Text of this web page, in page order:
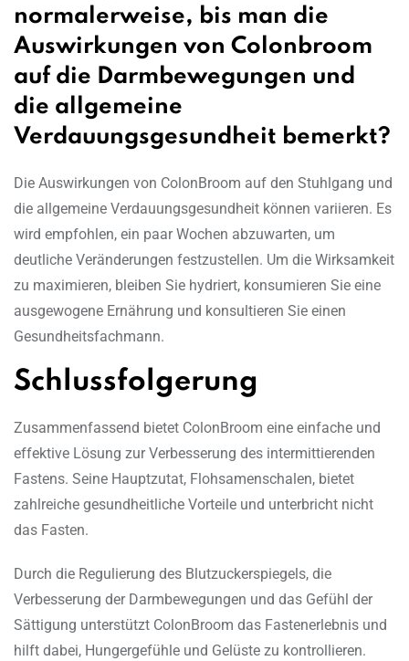
normalerweise, bis man die
Auswirkungen von Colonbroom
auf die Darmbewegungen und
die allgemeine
Verdauungsgesundheit bemerkt?
Die Auswirkungen von ColonBroom auf den Stuhlgang und
die allgemeine Verdauungsgesundheit können variieren. Es
wird empfohlen, ein paar Wochen abzuwarten, um
deutliche Veränderungen festzustellen. Um die Wirksamkeit
zu maximieren, bleiben Sie hydriert, konsumieren Sie eine
ausgewogene Ernährung und konsultieren Sie einen
Gesundheitsfachmann.
Schlussfolgerung
Zusammenfassend bietet ColonBroom eine einfache und
effektive Lösung zur Verbesserung des intermittierenden
Fastens. Seine Hauptzutat, Flohsamenschalen, bietet
zahlreiche gesundheitliche Vorteile und unterbricht nicht
das Fasten.
Durch die Regulierung des Blutzuckerspiegels, die
Verbesserung der Darmbewegungen und das Gefühl der
Sättigung unterstützt ColonBroom das Fastenerlebnis und
hilft dabei, Hungergefühle und Gelüste zu kontrollieren.